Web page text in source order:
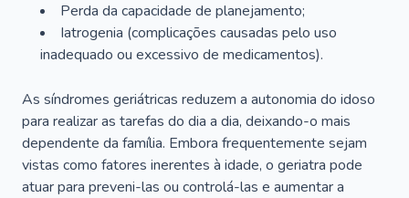
Perda da capacidade de planejamento;
Iatrogenia (complicações causadas pelo uso
inadequado ou excessivo de medicamentos).
As síndromes geriátricas reduzem a autonomia do idoso
para realizar as tarefas do dia a dia, deixando-o mais
dependente da família. Embora frequentemente sejam
vistas como fatores inerentes à idade, o geriatra pode
atuar para preveni-las ou controlá-las e aumentar a